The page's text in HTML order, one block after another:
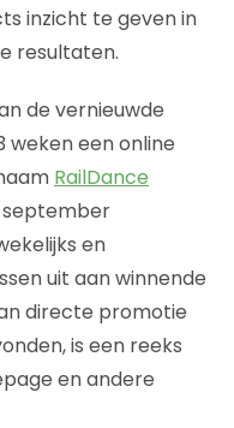
inzicht te geven in
resultaten.
de vernieuwde
weken een online
RailDance
september
en
uit aan winnende
directe promotie
is een reeks
en andere